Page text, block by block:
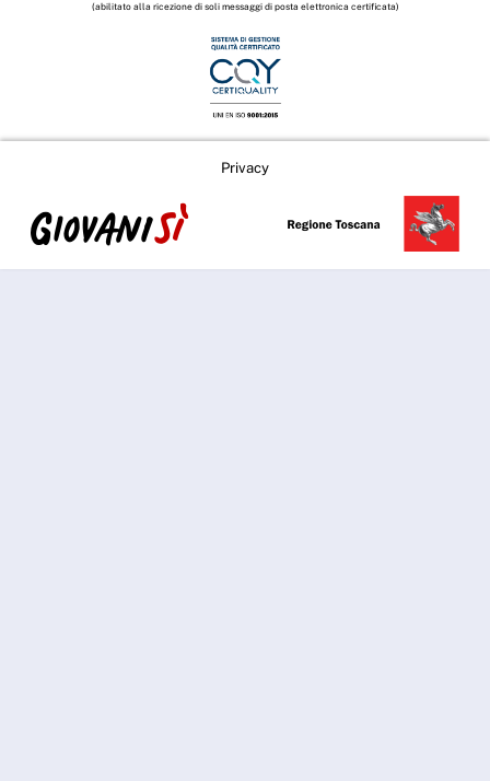
(abilitato alla ricezione di soli messaggi di posta elettronica certificata)
Privacy